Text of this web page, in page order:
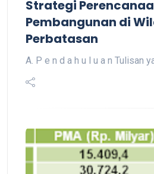
Strategi
Pembangunan di
Perbatasan
A. P e n d a h u l u a n Tulisan